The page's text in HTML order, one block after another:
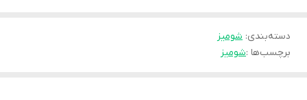
دسته‌بندی: شوميز
برچسب‌ها :شومیز